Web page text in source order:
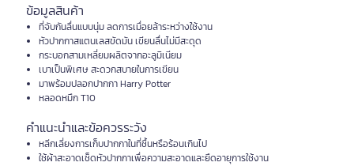
ข้อมูลสินค้า
ที่จับกันลื่นแบบนุ่ม ลดการเมื่อยล้าระหว่างใช้งาน
หัวปากกาสแตนเลสขัดมัน เขียนลื่นไม่มีสะดุด
กระบอกสามเหลี่ยมผลิตจากอะลูมิเนียม
เบาเป็นพิเศษ สะดวกสบายในการเขียน
มาพร้อมปลอกปากกา Harry Potter
หลอดหมึก T10
คำแนะนำและข้อควรระวัง
หลีกเลี่ยงการเก็บปากกาในที่ชื้นหรือร้อนเกินไป
ใช้ผ้าสะอาดเช็ดหัวปากกาเพื่อความสะอาดและยืดอายุการใช้งาน